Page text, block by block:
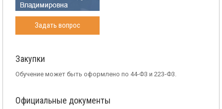
Задать вопрос
Закупки
Обучение может быть оформлено по 44-Ф3 и 223-Ф3.
Официальные документы